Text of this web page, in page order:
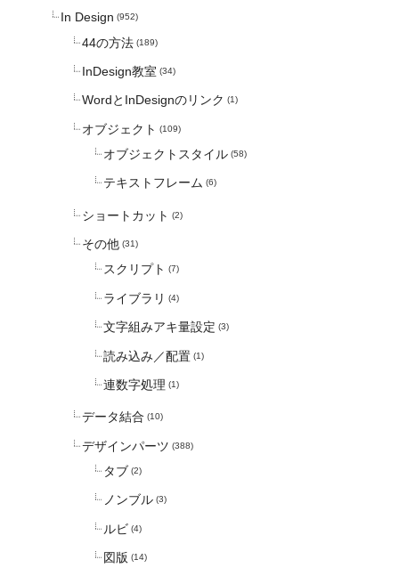
In Design (952)
44の方法 (189)
InDesign教室 (34)
WordとInDesignのリンク (1)
オブジェクト (109)
オブジェクトスタイル (58)
テキストフレーム (6)
ショートカット (2)
その他 (31)
スクリプト (7)
ライブラリ (4)
文字組みアキ量設定 (3)
読み込み／配置 (1)
連数字処理 (1)
データ結合 (10)
デザインパーツ (388)
タブ (2)
ノンブル (3)
ルビ (4)
図版 (14)